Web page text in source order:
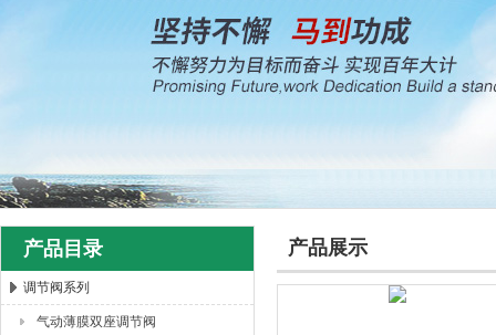
产品目录
调节阀系列
气动薄膜双座调节阀
产品展示